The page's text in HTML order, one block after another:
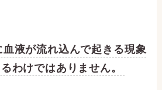
液が流れ込んで起きる現象
わけではありません。